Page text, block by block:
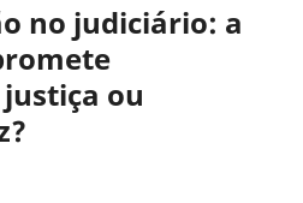
no judiciário: a
ou